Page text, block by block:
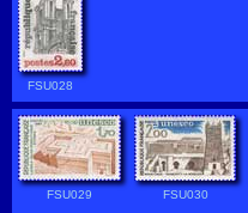
FSU028
FSU029 FSU030